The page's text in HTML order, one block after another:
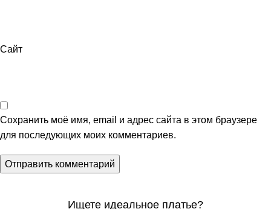
Сайт
Сохранить моё имя, email и адрес сайта в этом браузере
для последующих моих комментариев.
Ищете идеальное платье?